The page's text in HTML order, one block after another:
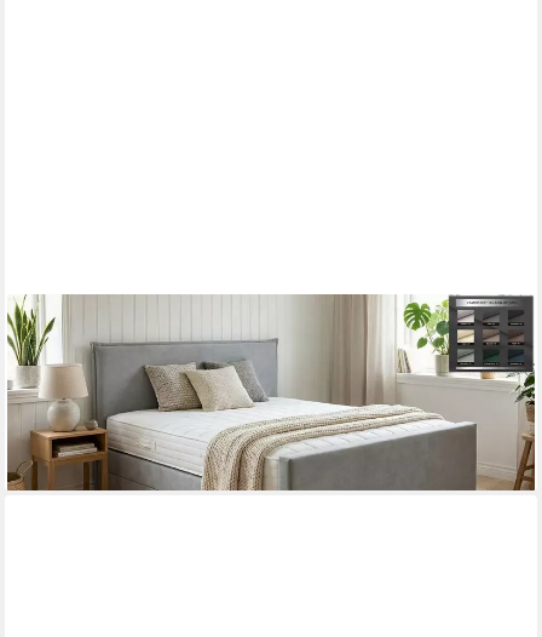
PAARA
Boxspringbett Madrid mit Bettkasten Stauraum H2 H3 fussteil,
mit Fussteil und mit einzigartigem Belüftungssystem
ab 1.311,00 €
lieferbar in 5 Wochen